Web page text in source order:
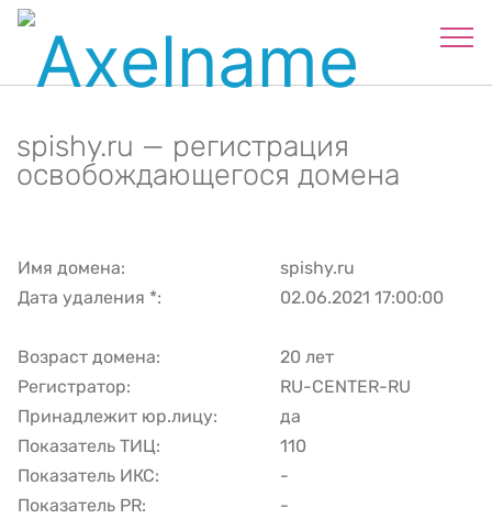
spishy.ru — регистрация
освобождающегося домена
Имя домена:
spishy.ru
Дата удаления *:
02.06.2021 17:00:00
Возраст домена:
20 лет
Регистратор:
RU-CENTER-RU
Принадлежит юр.лицу:
да
Показатель ТИЦ:
110
Показатель ИКС:
-
Показатель PR:
-